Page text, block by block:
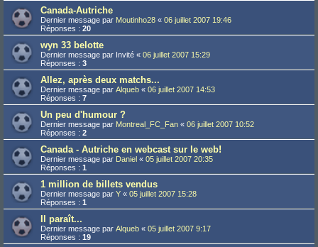
Canada-Autriche
Dernier message par Moutinho28 « 06 juillet 2007 19:46
Réponses : 20
wyn 33 belotte
Dernier message par Invité « 06 juillet 2007 15:29
Réponses : 3
Allez, après deux matchs...
Dernier message par Alqueb « 06 juillet 2007 14:53
Réponses : 7
Un peu d'humour ?
Dernier message par Montreal_FC_Fan « 06 juillet 2007 10:52
Réponses : 2
Canada - Autriche en webcast sur le web!
Dernier message par Daniel « 05 juillet 2007 20:35
Réponses : 1
1 million de billets vendus
Dernier message par Y « 05 juillet 2007 15:28
Réponses : 1
Il paraît...
Dernier message par Alqueb « 05 juillet 2007 9:17
Réponses : 19